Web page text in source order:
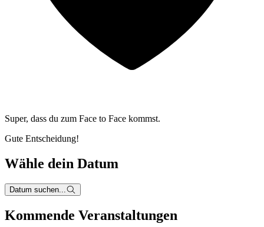
Super, dass du zum Face to Face kommst.
Gute Entscheidung!
Wähle dein Datum
Datum suchen...
Kommende Veranstaltungen